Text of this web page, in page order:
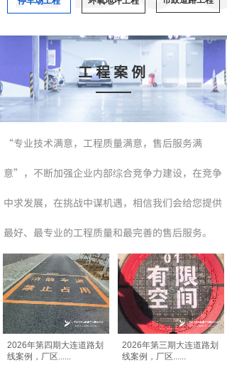
工程案例
“专业技术满意，工程质量满意，售后服务满
意”，不断加强企业内部综合竞争力建设，在竞争
中求发展，在挑战中谋机遇，相信我们会给您提供
最好、最专业的工程质量和最完善的售后服务。
2026年第四期大连道路划
线案例，厂区
2026年第三期大连道路划
线案例，厂区